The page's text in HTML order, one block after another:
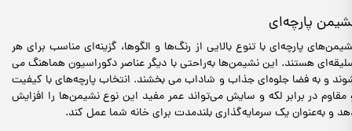
پارچه‌ای
پارچه‌ای با تنوع بالایی از رنگ‌ها و الگوها، گزینه‌ای مناسب برای هر
هستند. این نشیمن‌ها به‌راحتی با دیگر عناصر دکوراسیون هماهنگ می
و به فضا جلوه‌ای جذاب و شاداب می بخشند. انتخاب پارچه‌های با کیفیت
مقاوم در برابر لکه و سایش می‌تواند عمر مفید این نوع نشیمن‌ها را افزایش
و به‌عنوان یک سرمایه‌گذاری بلندمدت برای خانه شما عمل کند.